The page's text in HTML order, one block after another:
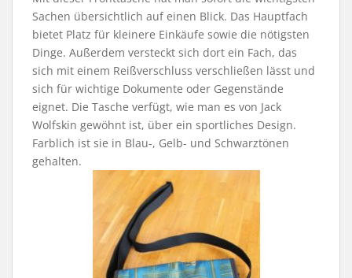
Sachen übersichtlich auf einen Blick. Das Hauptfach
bietet Platz für kleinere Einkäufe sowie die nötigsten
Dinge. Außerdem versteckt sich dort ein Fach, das
sich mit einem Reißverschluss verschließen lässt und
sich für wichtige Dokumente oder Gegenstände
eignet. Die Tasche verfügt, wie man es von Jack
Wolfskin gewöhnt ist, über ein sportliches Design.
Farblich ist sie in Blau-, Gelb- und Schwarztönen
gehalten.